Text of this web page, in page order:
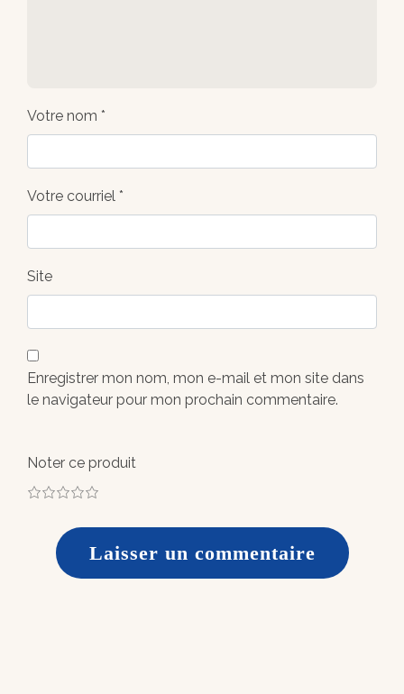
Votre nom *
Votre courriel *
Site
Enregistrer mon nom, mon e-mail et mon site dans
le navigateur pour mon prochain commentaire.
Noter ce produit
5
4
3
2